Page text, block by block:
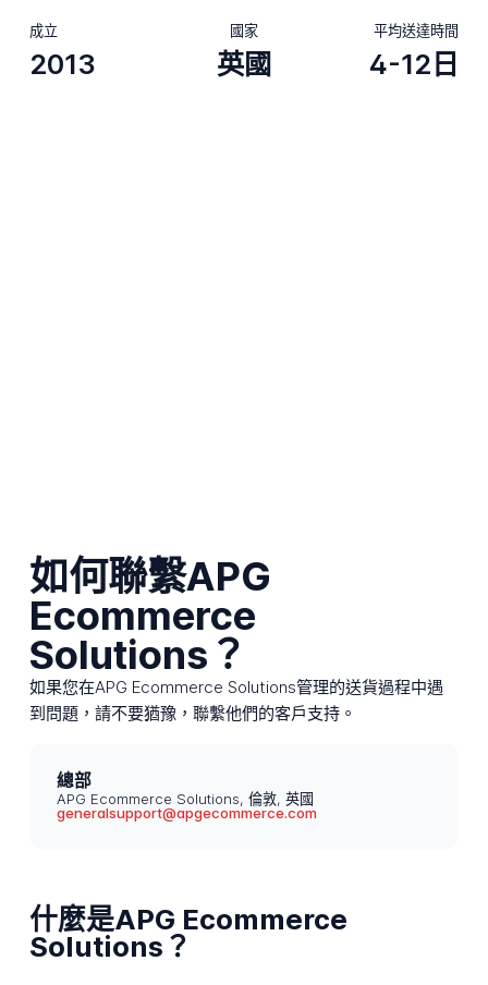
成立
2013
國家
英國
平均送達時間
4-12日
如何聯繫APG
Ecommerce
Solutions？
如果您在APG Ecommerce Solutions管理的送貨過程中遇
到問題，請不要猶豫，聯繫他們的客戶支持。
總部
APG Ecommerce Solutions, 倫敦, 英國
generalsupport@apgecommerce.com
什麼是APG Ecommerce
Solutions？